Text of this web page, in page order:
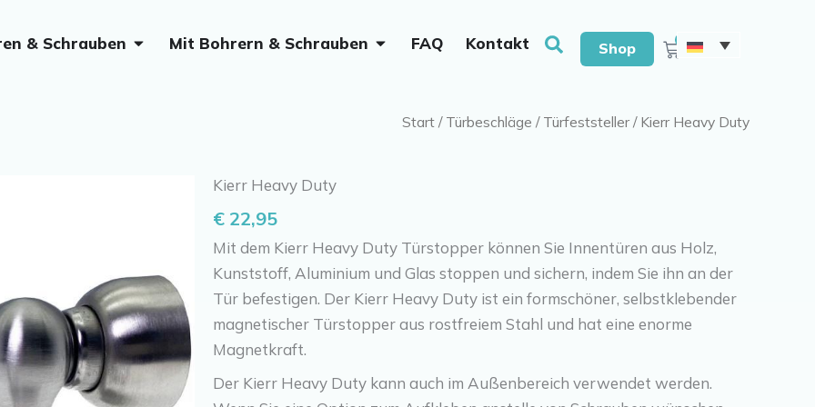
& Schrauben Öffne Ohne Bohren & Schrauben
Mit Bohrern & Schrauben Öffne Mit Bohrern & Schrauben
FAQ Kontakt SuchenShop Warenkorb
Start / Türbeschläge / Türfeststeller / Kierr Heavy Duty
Kierr Heavy Duty
€ 22,95
Mit dem Kierr Heavy Duty Türstopper können Sie Innentüren aus Holz,
Kunststoff, Aluminium und Glas stoppen und sichern, indem Sie ihn an der
Tür befestigen. Der Kierr Heavy Duty ist ein formschöner, selbstklebender
magnetischer Türstopper aus rostfreiem Stahl und hat eine enorme
Magnetkraft.
Der Kierr Heavy Duty kann auch im Außenbereich verwendet werden.